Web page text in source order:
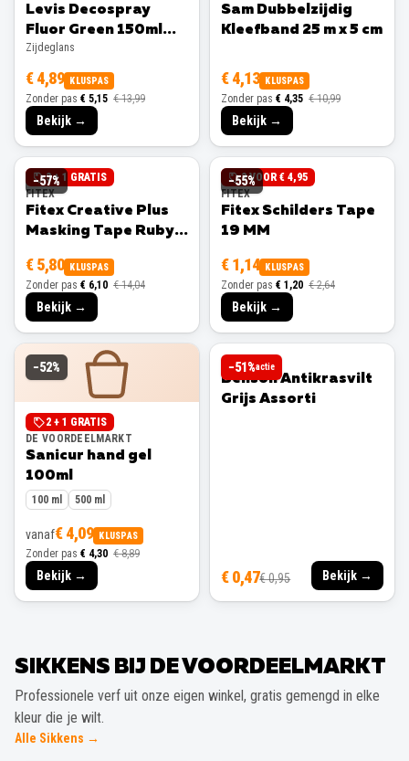
Levis Decospray
Fluor Green 150ml
Zijdeglans
Zijdeglans
€ 4,89 KLUSPAS
Zonder pas € 5,15 € 13,99
Bekijk →
Sam Dubbelzijdig
Kleefband 25 m x 5 cm
€ 4,13 KLUSPAS
Zonder pas € 4,35 € 10,99
Bekijk →
−57%
3 + 1 GRATIS
FITEX
Fitex Creative Plus
Masking Tape Ruby
€ 5,80 KLUSPAS
Zonder pas € 6,10 € 14,04
Bekijk →
−55%
3 VOOR € 4,95
FITEX
Fitex Schilders Tape
19 MM
€ 1,14 KLUSPAS
Zonder pas € 1,20 € 2,64
Bekijk →
−52%
2 + 1 GRATIS
DE VOORDEELMARKT
Sanicur hand gel
100ml
100 ml 500 ml
vanaf€ 4,09 KLUSPAS
Zonder pas € 4,30 € 8,89
Bekijk →
−51%actie
BENSON
Benson Antikrasvilt
Grijs Assorti
€ 0,47€ 0,95 Bekijk →
SIKKENS BIJ DE VOORDEELMARKT
Professionele verf uit onze eigen winkel, gratis gemengd in elke
kleur die je wilt.
Alle Sikkens →